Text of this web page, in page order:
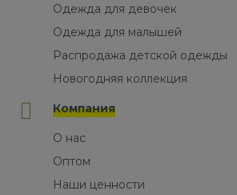
Одежда для девочек
Одежда для малышей
Распродажа детской одежды
Новогодняя коллекция
Компания
О нас
Оптом
Наши ценности